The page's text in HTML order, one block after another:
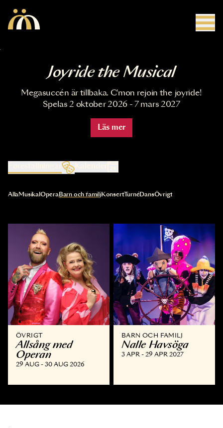
Joyride the Musical
Megasuccén är tillbaka. C'mon rejoin the joyride!
Spelas 2 oktober 2026 - 7 mars 2027
Läs mer
Kalender
Val av kategori uppdaterar innehållet automatiskt
AllaMusikal OperaBarn och familjKonsertTurnéDansÖvrigt
ÖVRIGT
Allsång med
Operan
29 AUG - 30 AUG 2026
BARN OCH FAMILJ
Nalle Havsöga
3 APR - 29 APR 2027